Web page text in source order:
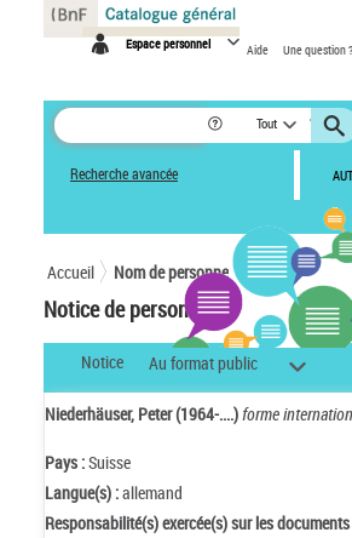
Espace personnel Aide Une question ?
Tout
Recherche avancée
Accueil Nom de personne
Notice de personne
Notice Au format public
Niederhäuser, Peter (1964-....)forme
Pays :Suisse
Langue(s) :allemand
Responsabilité(s) exercée(s) sur les
Panneau de gestion des cookies